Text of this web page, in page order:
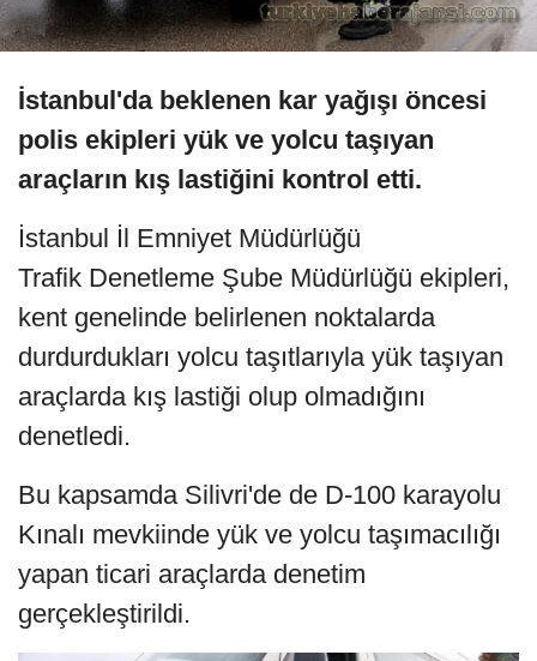
İstanbul'da beklenen kar yağışı öncesi
polis ekipleri yük ve yolcu taşıyan
araçların kış lastiğini kontrol etti.
İstanbul İl Emniyet Müdürlüğü
Trafik Denetleme Şube Müdürlüğü ekipleri,
kent genelinde belirlenen noktalarda
durdurdukları yolcu taşıtlarıyla yük taşıyan
araçlarda kış lastiği olup olmadığını
denetledi.
Bu kapsamda Silivri'de de D-100 karayolu
Kınalı mevkiinde yük ve yolcu taşımacılığı
yapan ticari araçlarda denetim
gerçekleştirildi.